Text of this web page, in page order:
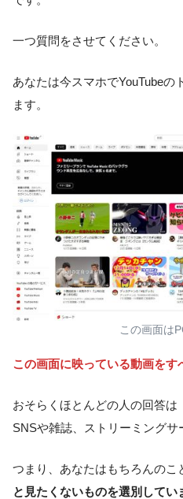
一つ質問をさせてください。
あなたは今スマホでYouTubeの
ます。
この画面は
この画面に映っている動画をす
おそらくほとんどの人の回答
SNSや雑誌、ストリーミングサ
つまり、あなたはもちろんのこ
と見たくないものを選別してい